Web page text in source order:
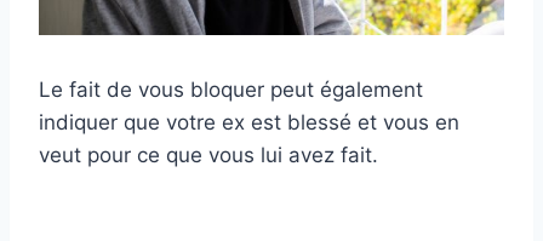
Le fait de vous bloquer peut également
indiquer que votre ex est blessé et vous en
veut pour ce que vous lui avez fait.